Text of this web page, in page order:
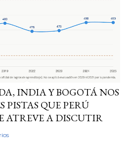
INDIA Y BOGOTÁ NOS
PISTAS QUE PERÚ
ATREVE A DISCUTIR